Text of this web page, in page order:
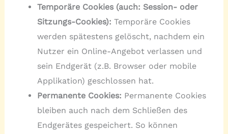
Temporäre Cookies (auch: Session- oder
Sitzungs-Cookies): Temporäre Cookies
werden spätestens gelöscht, nachdem ein
Nutzer ein Online-Angebot verlassen und
sein Endgerät (z.B. Browser oder mobile
Applikation) geschlossen hat.
Permanente Cookies: Permanente Cookies
bleiben auch nach dem Schließen des
Endgerätes gespeichert. So können